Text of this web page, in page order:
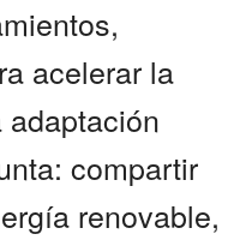
acelerar la
compartir
renovable,